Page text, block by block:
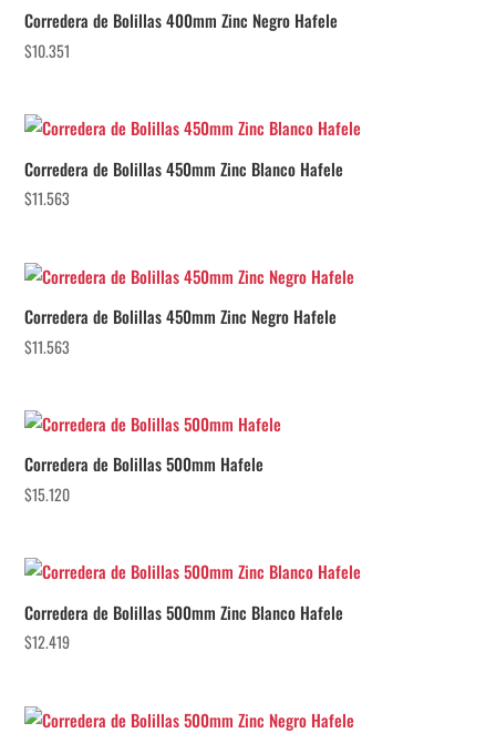
Corredera de Bolillas 400mm Zinc Negro Hafele
$10.351
Corredera de Bolillas 450mm Zinc Blanco Hafele
$11.563
Corredera de Bolillas 450mm Zinc Negro Hafele
$11.563
Corredera de Bolillas 500mm Hafele
$15.120
Corredera de Bolillas 500mm Zinc Blanco Hafele
$12.419